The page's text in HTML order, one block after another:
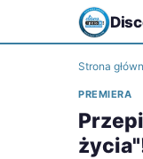
Strona
PREMIERA